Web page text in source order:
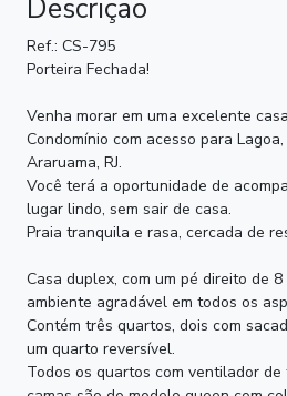
Descrição
Ref.: CS-795
Porteira Fechada!
Venha morar em uma excelente
Condomínio com acesso para
Araruama, RJ.
Você terá a oportunidade de
lugar lindo, sem sair de casa.
Praia tranquila e rasa, cercada de
Casa duplex, com um pé direito de
ambiente agradável em todos os
Contém três quartos, dois com
um quarto reversível.
Todos os quartos com ventilador